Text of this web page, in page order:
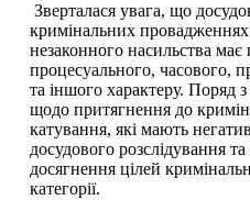
Зверталася увага, що
кримінальних
незаконного насильства
процесуального, часового,
та іншого характеру. Поряд
щодо притягнення до
катування, які мають
досудового розслідування
досягнення цілей
категорії.